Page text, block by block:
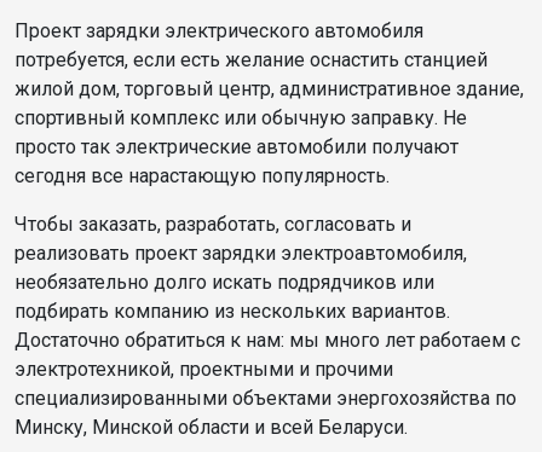
Проект зарядки электрического автомобиля
потребуется, если есть желание оснастить станцией
жилой дом, торговый центр, административное здание,
спортивный комплекс или обычную заправку. Не
просто так электрические автомобили получают
сегодня все нарастающую популярность.
Чтобы заказать, разработать, согласовать и
реализовать проект зарядки электроавтомобиля,
необязательно долго искать подрядчиков или
подбирать компанию из нескольких вариантов.
Достаточно обратиться к нам: мы много лет работаем с
электротехникой, проектными и прочими
специализированными объектами энергохозяйства по
Минску, Минской области и всей Беларуси.